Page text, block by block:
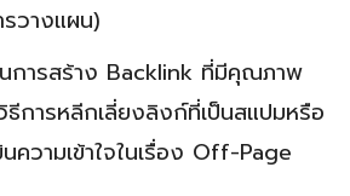
รวางแผน)
การสร้าง Backlink ที่มีคุณภาพ
ธีการหลีกเลี่ยงลิงก์ที่เป็นสแปมหรือ
นความเข้าใจในเรื่อง Off-Page